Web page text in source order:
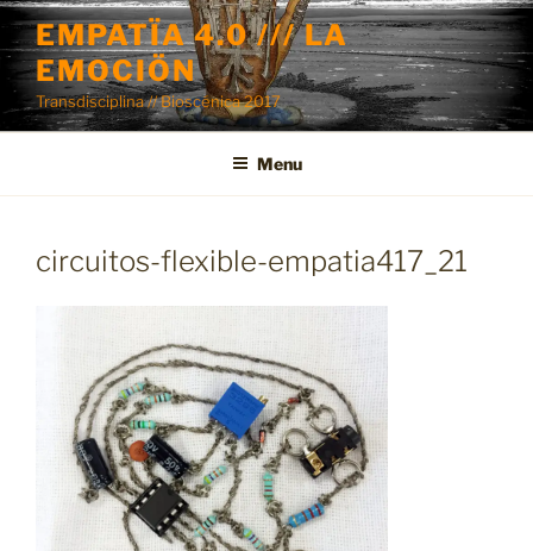
Skip
to
content
EMPATÏA 4.0 /// LA
EMOCIÖN
Transdisciplina // Bioscénica 2017
Menu
circuitos-flexible-empatia417_21